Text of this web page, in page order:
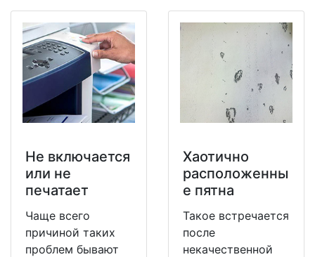
Не включается
или не
печатает
Чаще всего
причиной таких
проблем бывают
Хаотично
расположенны
е пятна
Такое встречается
после
некачественной